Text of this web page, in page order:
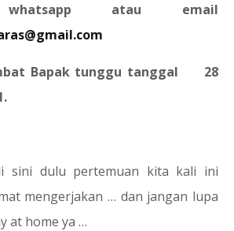
atau email
Bapak tunggu tanggal
28
sini dulu pertemuan kita kali ini
mengerjakan … dan jangan lupa
at home ya …